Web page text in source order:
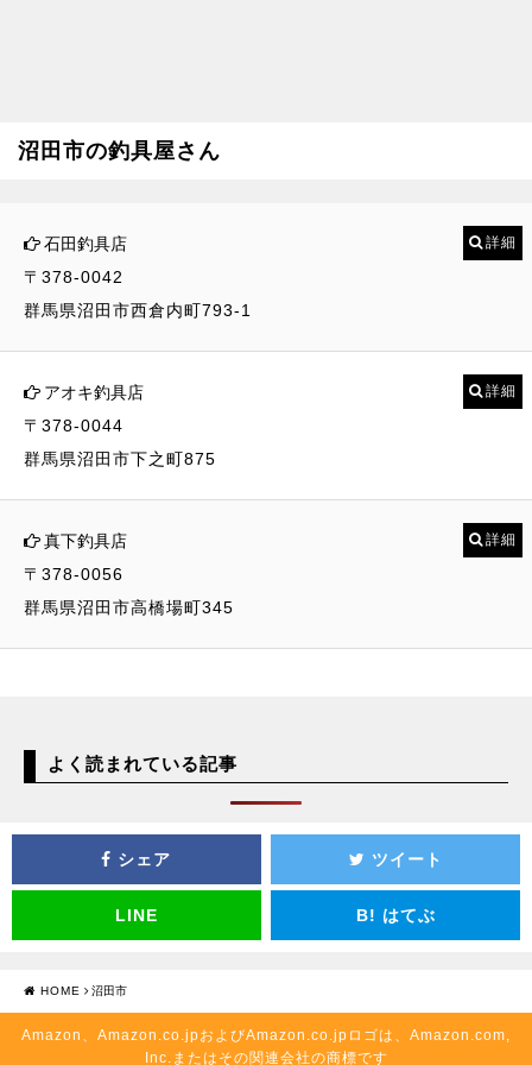
沼田市の釣具屋さん
石田釣具店
〒378-0042
群馬県沼田市西倉内町793-1
詳細
アオキ釣具店
〒378-0044
群馬県沼田市下之町875
詳細
真下釣具店
〒378-0056
群馬県沼田市高橋場町345
詳細
よく読まれている記事
シェア ツイート
LINE B! はてぶ
HOME 沼田市
Amazon、Amazon.co.jpおよびAmazon.co.jpロゴは、Amazon.com,
Inc.またはその関連会社の商標です